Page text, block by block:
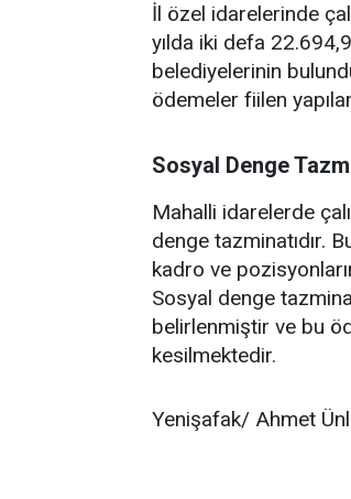
İl özel idarelerinde
yılda iki defa
belediyelerinin
ödemeler fiilen
Sosyal Denge
Mahalli idarelerde
denge tazminatıdır.
kadro ve
Sosyal denge
belirlenmiştir ve bu
kesilmektedir.
Yenişafak/ Ahmet